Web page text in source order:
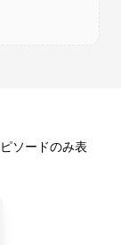
ソードのみ表